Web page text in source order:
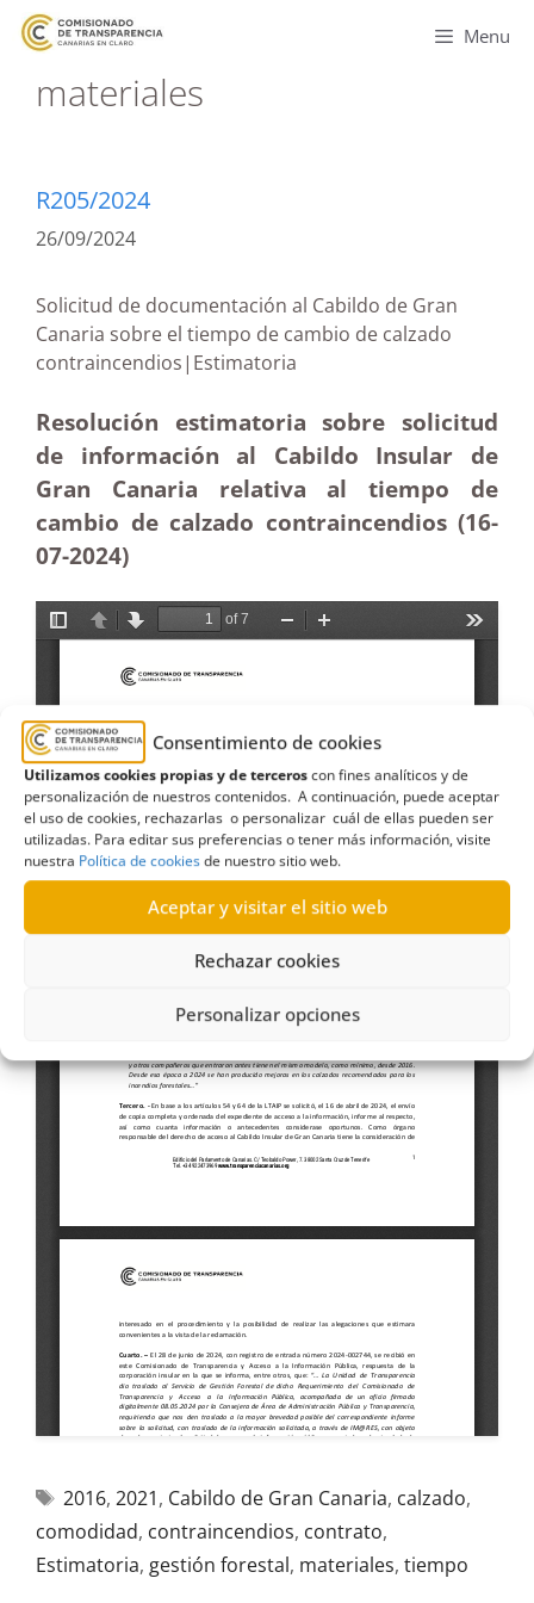
Consentimiento de cookies
Utilizamos cookies propias y de terceroscon fines analíticos y de
personalización de nuestros contenidos. A continuación, puede aceptar
el uso de cookies, rechazarlas o personalizar cuál de ellas pueden ser
utilizadas. Para editar sus preferencias o tener más información, visite
nuestra Política de cookiesde nuestro sitio web.
Aceptar y visitar el sitio web
Rechazar cookies
Personalizar opciones
Menu
materiales
R205/2024
26/09/2024
Solicitud de documentación al Cabildo de Gran
Canaria sobre el tiempo de cambio de calzado
contraincendios|Estimatoria
Resolución estimatoria sobre solicitud
de información al Cabildo Insular de
Gran Canaria relativa al tiempo de
cambio de calzado contraincendios (16-
07-2024)
2016, 2021, Cabildo de Gran Canaria, calzado,
comodidad, contraincendios, contrato,
Estimatoria, gestión forestal, materiales, tiempo